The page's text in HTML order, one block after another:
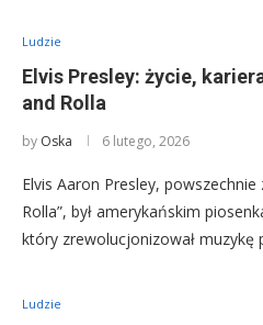
Ludzie
Elvis Presley: życie,
and Rolla
by Oska 6 lutego, 2026
Elvis Aaron Presley,
Rolla”, był amerykańskim
który zrewolucjonizował muzykę
Ludzie